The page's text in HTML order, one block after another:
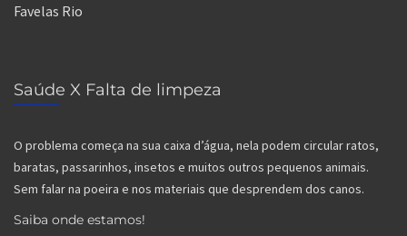
Favelas Rio
Saúde X Falta de limpeza
O problema começa na sua caixa d’água, nela podem circular ratos,
baratas, passarinhos, insetos e muitos outros pequenos animais.
Sem falar na poeira e nos materiais que desprendem dos canos.
Saiba onde estamos!